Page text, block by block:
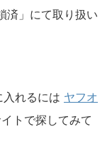
済」にて取り扱い
れるには ヤフオ
トで探してみて